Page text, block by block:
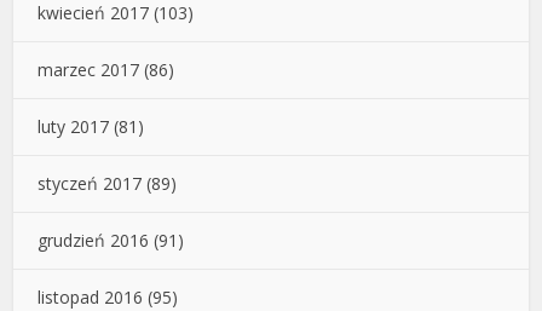
kwiecień 2017 (103)
marzec 2017 (86)
luty 2017 (81)
styczeń 2017 (89)
grudzień 2016 (91)
listopad 2016 (95)